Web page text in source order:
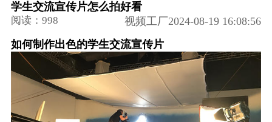
学生交流宣传片怎么拍好看
阅读：998
视频工厂2024-08-19 16:08:56
如何制作出色的学生交流宣传片